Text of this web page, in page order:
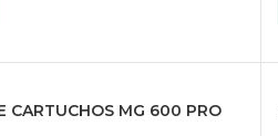
CARTUCHOS MG 600 PRO